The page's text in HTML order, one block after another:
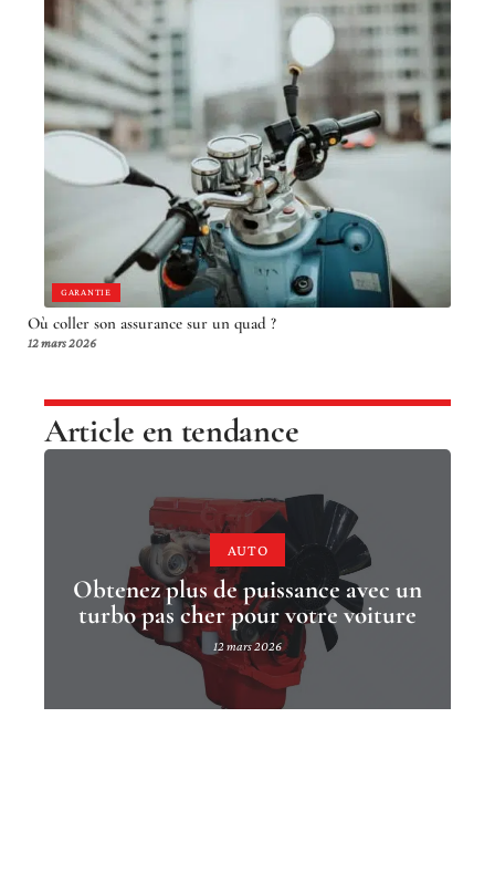
GARANTIE
Où coller son assurance sur un quad ?
12 mars 2026
Article en tendance
AUTO
Obtenez plus de puissance avec un
turbo pas cher pour votre voiture
12 mars 2026